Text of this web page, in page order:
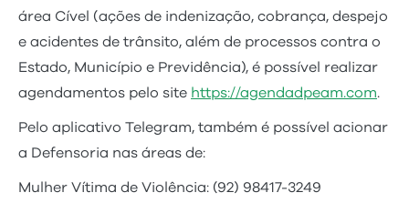
área Cível (ações de indenização, cobrança, despejo
e acidentes de trânsito, além de processos contra o
Estado, Município e Previdência), é possível realizar
agendamentos pelo site https://agendadpeam.com.
Pelo aplicativo Telegram, também é possível acionar
a Defensoria nas áreas de:
Mulher Vítima de Violência: (92) 98417-3249